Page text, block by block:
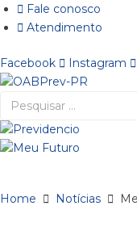
Ir
para
conteúdo
Fale conosco
Atendimento
Facebook Instagram
Pesquisar
…
Home Notícias